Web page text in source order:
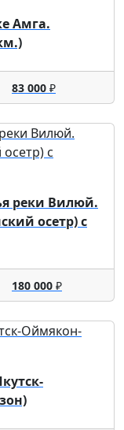
Амга.
83 000₽
реки Вилюй.
осетр) с
180 000₽